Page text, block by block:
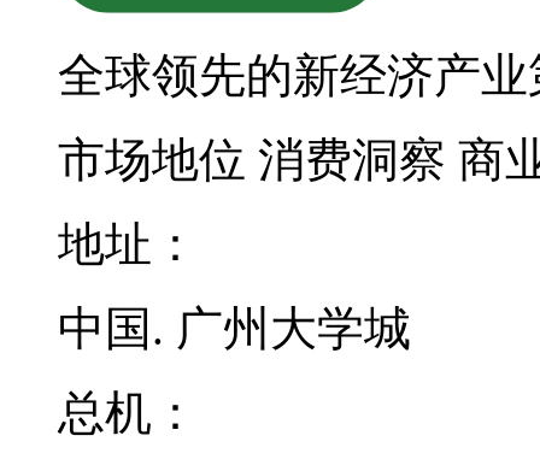
全球领先的新经济产
市场地位 消费洞察 商
地址：
中国. 广州大学城
总机：